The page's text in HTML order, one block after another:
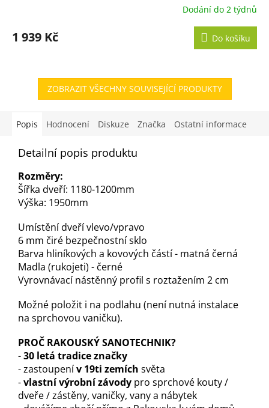
Dodání do 2 týdnů
1 939 Kč Do košíku
ZOBRAZIT VŠECHNY SOUVISEJÍCÍ PRODUKTY
Popis Hodnocení Diskuze Značka Ostatní informace
Detailní popis produktu
Rozměry:
Šířka dveří: 1180-1200mm
Výška: 1950mm
Umístění dveří vlevo/vpravo
6 mm čiré bezpečnostní sklo
Barva hliníkových a kovových částí - matná černá
Madla (rukojeti) - černé
Vyrovnávací nástěnný profil s roztažením 2 cm
Možné položit i na podlahu (není nutná instalace
na sprchovou vaničku).
PROČ RAKOUSKÝ SANOTECHNIK?
-30 letá tradice značky
- zastoupenív 19ti zemích světa
-vlastní výrobní závody pro sprchové kouty /
dveře / zástěny, vaničky, vany a nábytek